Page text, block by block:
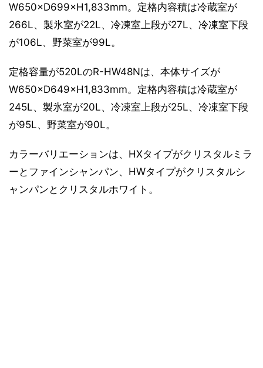
W650×D699×H1,833mm。定格内容積は冷蔵室が
266L、製氷室が22L、冷凍室上段が27L、冷凍室下段
が106L、野菜室が99L。
定格容量が520LのR-HW48Nは、本体サイズが
W650×D649×H1,833mm。定格内容積は冷蔵室が
245L、製氷室が20L、冷凍室上段が25L、冷凍室下段
が95L、野菜室が90L。
カラーバリエーションは、HXタイプがクリスタルミラ
ーとファインシャンパン、HWタイプがクリスタルシ
ャンパンとクリスタルホワイト。